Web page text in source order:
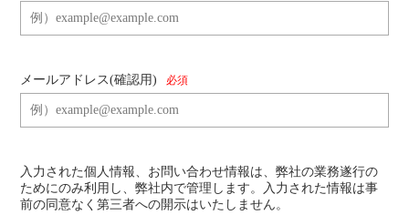
メールアドレス(確認用) 必須
入力された個人情報、お問い合わせ情報は、弊社の業務遂行の
ためにのみ利用し、弊社内で管理します。入力された情報は事
前の同意なく第三者への開示はいたしません。